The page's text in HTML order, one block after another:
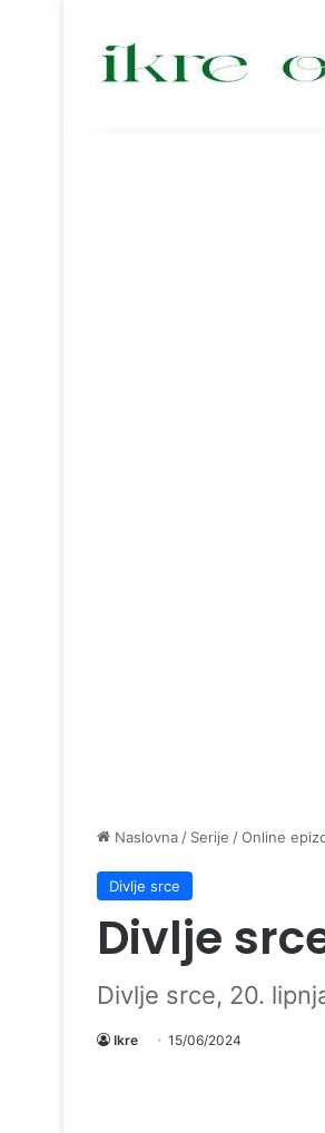
Naslovna / Serije /Online
Divlje srce
Divlje
Divlje srce, 20.
Ikre 15/06/2024